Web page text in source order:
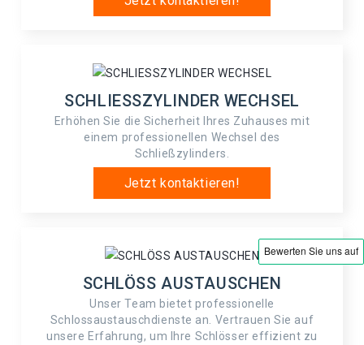
SCHLIESSZYLINDER WECHSEL
Erhöhen Sie die Sicherheit Ihres Zuhauses mit
einem professionellen Wechsel des
Schließzylinders.
Jetzt kontaktieren!
SCHLÖSS AUSTAUSCHEN
Unser Team bietet professionelle
Schlossaustauschdienste an. Vertrauen Sie auf
unsere Erfahrung, um Ihre Schlösser effizient zu